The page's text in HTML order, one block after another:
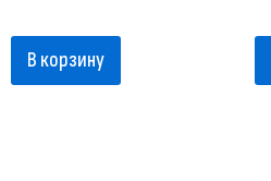
В корзину